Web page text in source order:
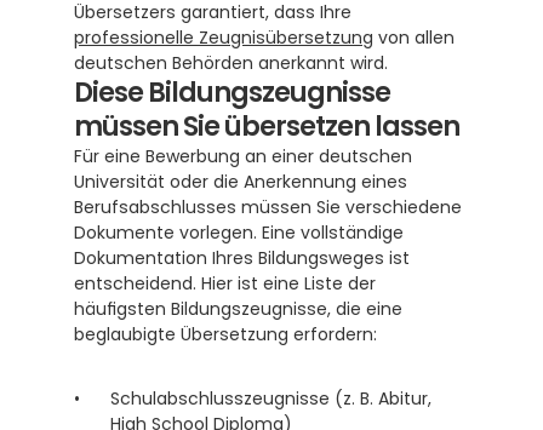
professionelle Zeugnisübersetzung von allen
deutschen Behörden anerkannt wird.
Diese Bildungszeugnisse
müssen Sie übersetzen lassen
Für eine Bewerbung an einer deutschen
Universität oder die Anerkennung eines
Berufsabschlusses müssen Sie verschiedene
Dokumente vorlegen. Eine vollständige
Dokumentation Ihres Bildungsweges ist
entscheidend. Hier ist eine Liste der
häufigsten Bildungszeugnisse, die eine
beglaubigte Übersetzung erfordern:
Schulabschlusszeugnisse (z. B. Abitur,
High School Diploma)